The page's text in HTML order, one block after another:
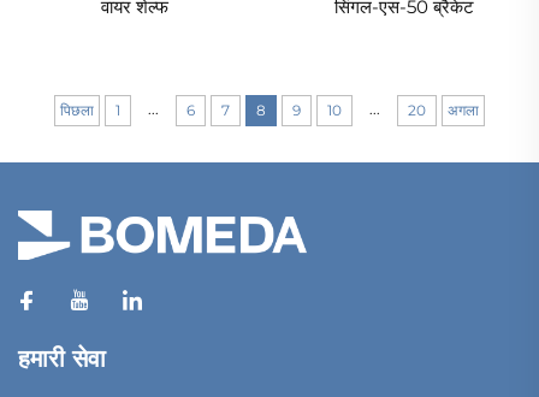
वायर शेल्फ सिंगल-एस-50 ब्रैकेट
पिछला 1 ... 6 7 8 9 10 ... 20 अगला
हमारी सेवा